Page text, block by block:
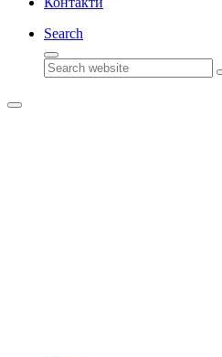
Search